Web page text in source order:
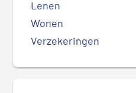
Lenen
Wonen
Verzekeringen